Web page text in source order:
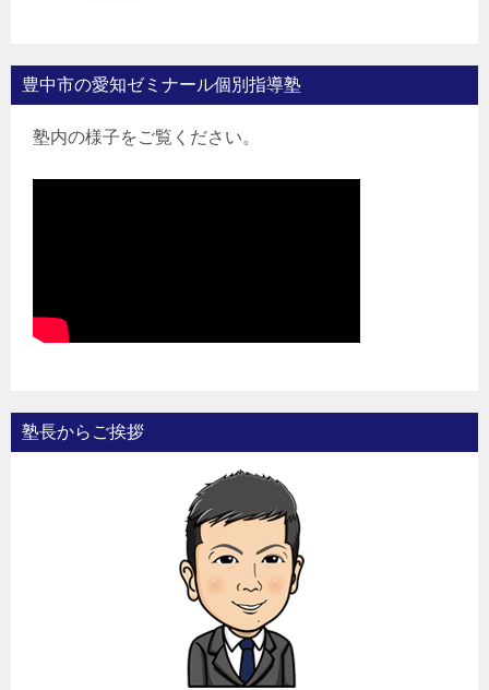
豊中市の愛知ゼミナール個別指導塾
塾内の様子をご覧ください。
塾長からご挨拶